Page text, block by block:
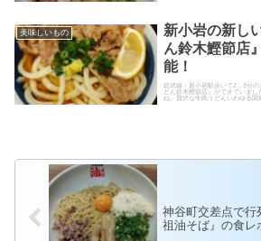
美味しいもの
新小岩の新し
ん鈴木鰹節店
能！
総武線・新小岩駅歩いて2，3分
どん鈴木鰹節店』ができていまし
ね。贅沢な牛肉うどんいわゆる関
いって、関西風かといえば、そう...
神谷町交差点で行
祖油そば』の食レ